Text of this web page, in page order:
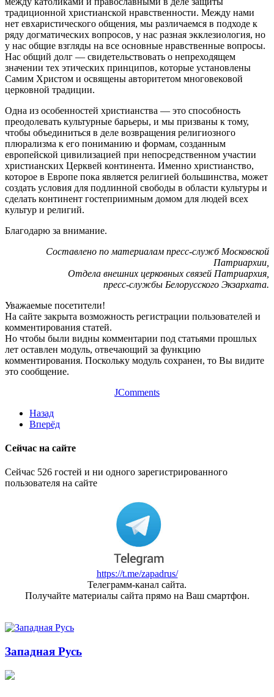
традиционной христианской нравственности. Между нами
нет евхаристического общения, мы различаемся в подходе к
ряду догматических вопросов, у нас разная экклезиология, но
у нас общие взгляды на все основные нравственные вопросы.
Нас общий долг — свидетельствовать о непреходящем
значении тех этических принципов, которые установлены
Самим Христом и освящены авторитетом многовековой
церковной традиции.
Одна из особенностей христианства — это способность
преодолевать культурные барьеры, и мы призваны к тому,
чтобы объединиться в деле возвращения религиозного
плюрализма к его пониманию и формам, созданным
европейской цивилизацией при непосредственном участии
христианских Церквей континента. Именно христианство,
которое в Европе пока является религией большинства, может
создать условия для подлинной свободы в области культуры и
сделать континент гостеприимным домом для людей всех
культур и религий.
Благодарю за внимание.
Составлено по материалам пресс-служб Московской
Патриархии,
Отдела внешних церковных связей Патриархия,
пресс-службы Белорусского Экзархата.
Уважаемые посетители!
На сайте закрыта возможность регистрации пользователей и
комментирования статей.
Но чтобы были видны комментарии под статьями прошлых
лет оставлен модуль, отвечающий за функцию
комментирования. Поскольку модуль сохранен, то Вы видите
это сообщение.
JComments
Назад
Вперёд
Сейчас на сайте
Сейчас 526 гостей и ни одного зарегистрированного
пользователя на сайте
https://t.me/zapadrus/
Телеграмм-канал сайта.
Получайте материалы сайта прямо на Ваш смартфон.
Западная Русь